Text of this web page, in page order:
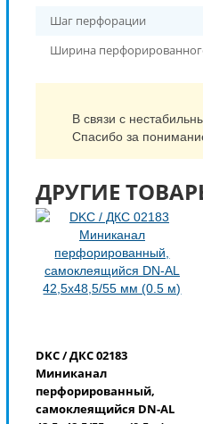
Шаг перфорации
Ширина
В связи с
Спасибо за
ДРУГИЕ
DKC / ДКС 02183
Миниканал
перфорированный,
самоклеящийся DN-AL